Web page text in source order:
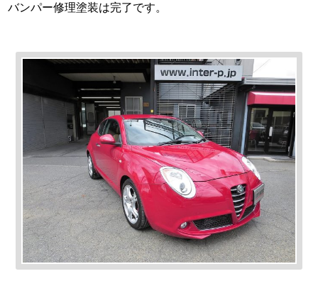
バンパー修理塗装は完了です。